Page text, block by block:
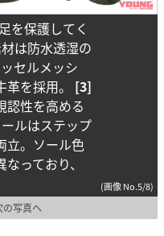
を保護してく
は防水透湿の
セルメッシ
を採用。
[3]
認性を高める
ルはステップ
立。ソール色
っており、
(画像 No.5/8)
の写真へ